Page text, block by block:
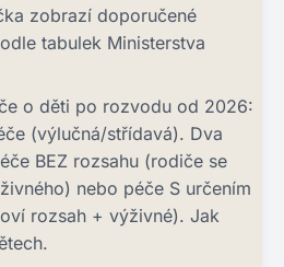
zobrazí doporučené
tabulek Ministerstva
o děti po rozvodu od 2026:
(výlučná/střídavá). Dva
BEZ rozsahu (rodiče se
nebo péče S určením
rozsah + výživné). Jak